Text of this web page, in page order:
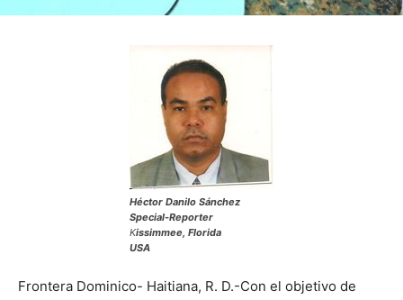
Héctor Danilo Sánchez
Special-Reporter
Kissimmee, Florida
USA
Frontera Dominico- Haitiana, R. D.-Con el objetivo de